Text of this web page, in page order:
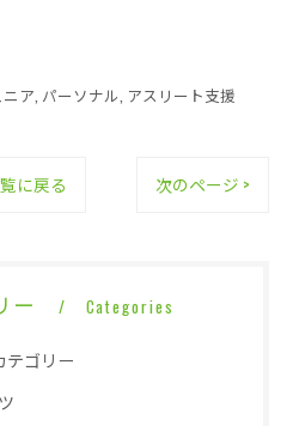
ニア パーソナル アスリート支援
に戻る 次のページ >
ー Categories
テゴリー